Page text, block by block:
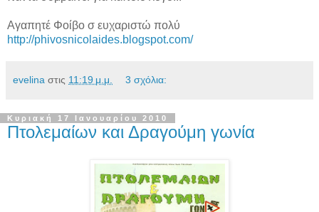
Αγαπητέ Φοίβο σ ευχαριστώ πολύ
http://phivosnicolaides.blogspot.com/
evelina στις 11:19 μ.μ. 3 σχόλια:
Κυριακή 17 Ιανουαρίου 2010
Πτολεμαίων και Δραγούμη γωνία